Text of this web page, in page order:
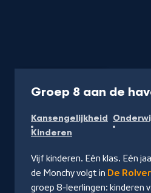
Groep 8 aan de
Kansengelijkheid
Kinderen
Vijf kinderen. Eén klas. Eén
de Monchy volgt in De
groep 8-leerlingen: kinderen